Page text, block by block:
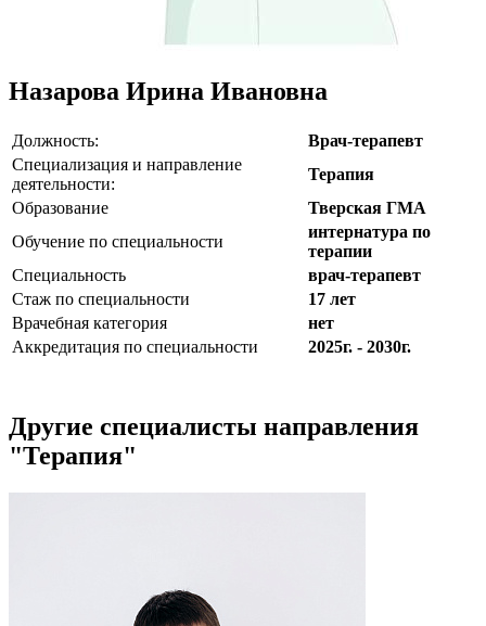
Назарова Ирина Ивановна
Должность:
Врач-терапевт
Специализация и направление
деятельности:
Терапия
Образование
Тверская ГМА
Обучение по специальности
интернатура по
терапии
Специальность
врач-терапевт
Стаж по специальности
17 лет
Врачебная категория
нет
Аккредитация по специальности
2025г. - 2030г.
Другие специалисты направления
"Терапия"